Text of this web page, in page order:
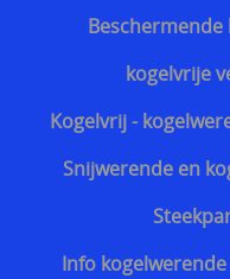
kogelvrije
Kogelvrij -
Snijwerende en
Info